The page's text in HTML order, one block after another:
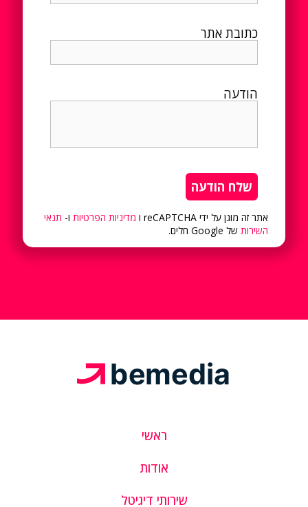
כתובת אתר
הודעה
אתר זה מוגן על ידי reCAPTCHA ו מדיניות הפרטיות ו- תנאי
השירות של Google חלים.
ראשי
אודות
שירותי דיגיטל